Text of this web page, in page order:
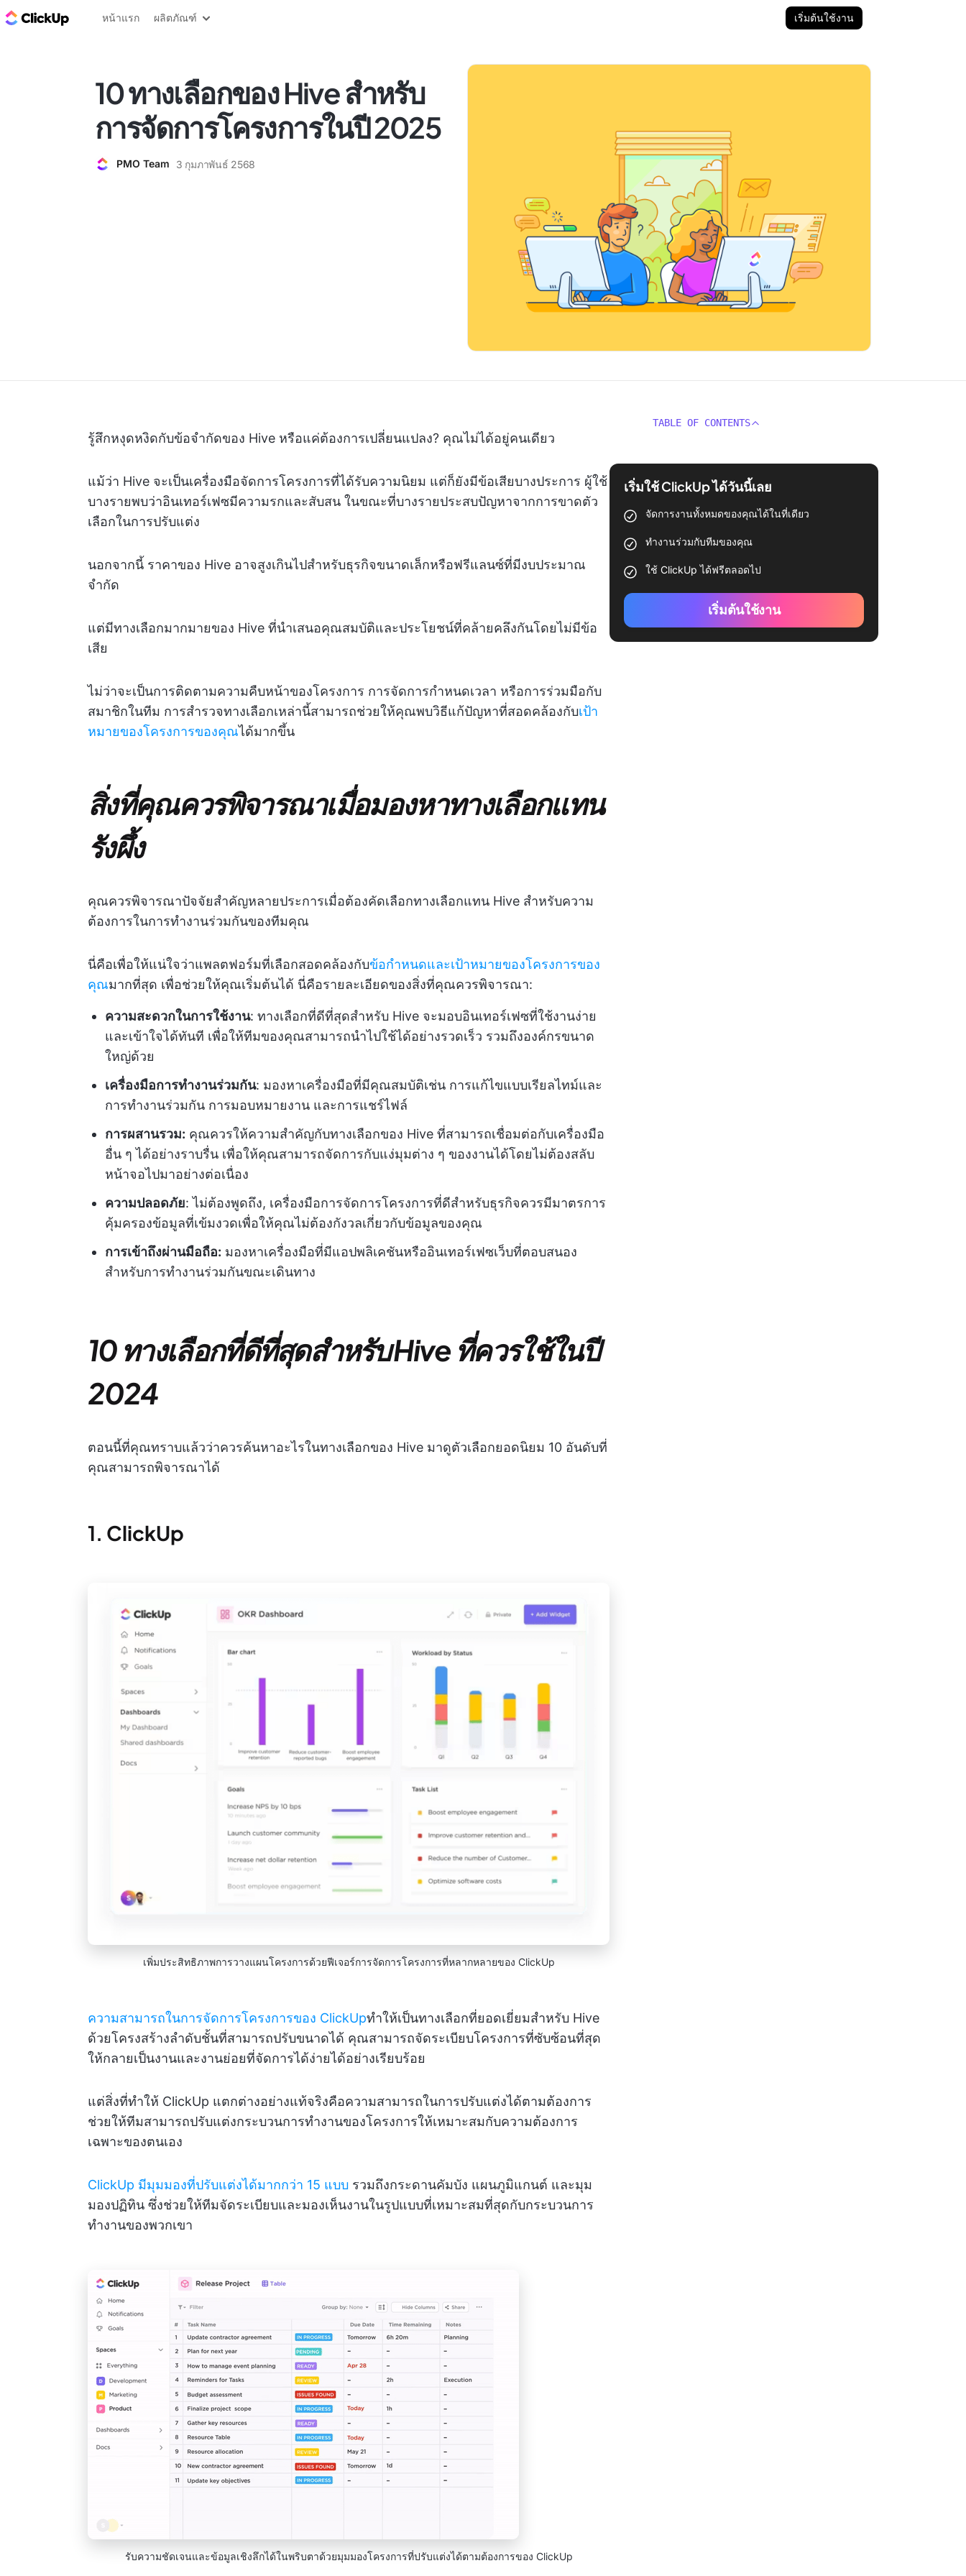
บล็อก ClickUp
หน้าแรก ผลิตภัณฑ์ เริ่มต้นใช้งาน
10 ทางเลือกของ Hive สำหรับ
การจัดการโครงการในปี 2025
PMO Team 3 กุมภาพันธ์ 2568
รู้สึกหงุดหงิดกับข้อจำกัดของ Hive หรือแค่ต้องการเปลี่ยนแปลง? คุณไม่ได้อยู่คนเดียว
แม้ว่า Hive จะเป็นเครื่องมือจัดการโครงการที่ได้รับความนิยม แต่ก็ยังมีข้อเสียบางประการ ผู้ใช้
บางรายพบว่าอินเทอร์เฟซมีความรกและสับสน ในขณะที่บางรายประสบปัญหาจากการขาดตัว
เลือกในการปรับแต่ง
นอกจากนี้ ราคาของ Hive อาจสูงเกินไปสำหรับธุรกิจขนาดเล็กหรือฟรีแลนซ์ที่มีงบประมาณ
จำกัด
แต่มีทางเลือกมากมายของ Hive ที่นำเสนอคุณสมบัติและประโยชน์ที่คล้ายคลึงกันโดยไม่มีข้อ
เสีย
ไม่ว่าจะเป็นการติดตามความคืบหน้าของโครงการ การจัดการกำหนดเวลา หรือการร่วมมือกับ
สมาชิกในทีม การสำรวจทางเลือกเหล่านี้สามารถช่วยให้คุณพบวิธีแก้ปัญหาที่สอดคล้องกับเป้า
หมายของโครงการของคุณได้มากขึ้น
สิ่งที่คุณควรพิจารณาเมื่อมองหาทางเลือกแทน
รังผึ้ง
คุณควรพิจารณาปัจจัยสำคัญหลายประการเมื่อต้องคัดเลือกทางเลือกแทน Hive สำหรับความ
ต้องการในการทำงานร่วมกันของทีมคุณ
นี่คือเพื่อให้แน่ใจว่าแพลตฟอร์มที่เลือกสอดคล้องกับข้อกำหนดและเป้าหมายของโครงการของ
คุณมากที่สุด เพื่อช่วยให้คุณเริ่มต้นได้ นี่คือรายละเอียดของสิ่งที่คุณควรพิจารณา:
ความสะดวกในการใช้งาน: ทางเลือกที่ดีที่สุดสำหรับ Hive จะมอบอินเทอร์เฟซที่ใช้งานง่าย
และเข้าใจได้ทันที เพื่อให้ทีมของคุณสามารถนำไปใช้ได้อย่างรวดเร็ว รวมถึงองค์กรขนาด
ใหญ่ด้วย
เครื่องมือการทำงานร่วมกัน: มองหาเครื่องมือที่มีคุณสมบัติเช่น การแก้ไขแบบเรียลไทม์และ
การทำงานร่วมกัน การมอบหมายงาน และการแชร์ไฟล์
การผสานรวม: คุณควรให้ความสำคัญกับทางเลือกของ Hive ที่สามารถเชื่อมต่อกับเครื่องมือ
อื่น ๆ ได้อย่างราบรื่น เพื่อให้คุณสามารถจัดการกับแง่มุมต่าง ๆ ของงานได้โดยไม่ต้องสลับ
หน้าจอไปมาอย่างต่อเนื่อง
ความปลอดภัย: ไม่ต้องพูดถึง, เครื่องมือการจัดการโครงการที่ดีสำหรับธุรกิจควรมีมาตรการ
คุ้มครองข้อมูลที่เข้มงวดเพื่อให้คุณไม่ต้องกังวลเกี่ยวกับข้อมูลของคุณ
การเข้าถึงผ่านมือถือ: มองหาเครื่องมือที่มีแอปพลิเคชันหรืออินเทอร์เฟซเว็บที่ตอบสนอง
สำหรับการทำงานร่วมกันขณะเดินทาง
10 ทางเลือกที่ดีที่สุดสำหรับ Hive ที่ควรใช้ในปี
2024
ตอนนี้ที่คุณทราบแล้วว่าควรค้นหาอะไรในทางเลือกของ Hive มาดูตัวเลือกยอดนิยม 10 อันดับที่
คุณสามารถพิจารณาได้
1. ClickUp
เพิ่มประสิทธิภาพการวางแผนโครงการด้วยฟีเจอร์การจัดการโครงการที่หลากหลายของ ClickUp
ความสามารถในการจัดการโครงการของ ClickUpทำให้เป็นทางเลือกที่ยอดเยี่ยมสำหรับ Hive
ด้วยโครงสร้างลำดับชั้นที่สามารถปรับขนาดได้ คุณสามารถจัดระเบียบโครงการที่ซับซ้อนที่สุด
ให้กลายเป็นงานและงานย่อยที่จัดการได้ง่ายได้อย่างเรียบร้อย
แต่สิ่งที่ทำให้ ClickUp แตกต่างอย่างแท้จริงคือความสามารถในการปรับแต่งได้ตามต้องการ
ช่วยให้ทีมสามารถปรับแต่งกระบวนการทำงานของโครงการให้เหมาะสมกับความต้องการ
เฉพาะของตนเอง
ClickUp มีมุมมองที่ปรับแต่งได้มากกว่า 15 แบบ รวมถึงกระดานคัมบัง แผนภูมิแกนต์ และมุม
มองปฏิทิน ซึ่งช่วยให้ทีมจัดระเบียบและมองเห็นงานในรูปแบบที่เหมาะสมที่สุดกับกระบวนการ
ทำงานของพวกเขา
รับความชัดเจนและข้อมูลเชิงลึกได้ในพริบตาด้วยมุมมองโครงการที่ปรับแต่งได้ตามต้องการของ ClickUp
TABLE OF CONTENTS
เริ่มใช้ ClickUp ได้วันนี้เลย
จัดการงานทั้งหมดของคุณได้ในที่เดียว
ทำงานร่วมกับทีมของคุณ
ใช้ ClickUp ได้ฟรีตลอดไป
เริ่มต้นใช้งาน